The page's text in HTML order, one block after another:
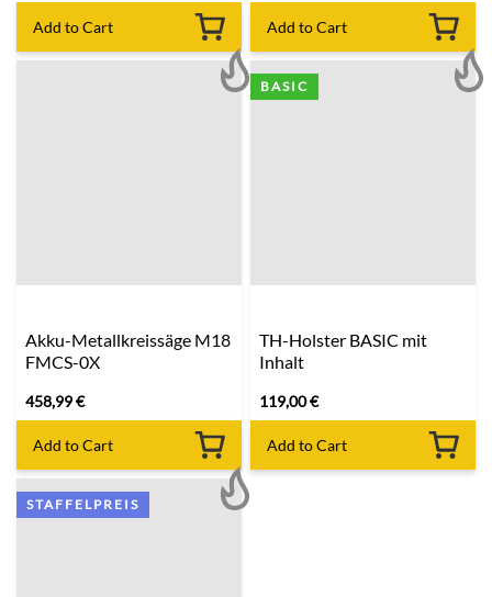
Add to Cart Add to Cart
Akku-Metallkreissäge M18
FMCS-0X
458,99€
Add to Cart
BASIC
TH-Holster BASIC mit
Inhalt
119,00€
Add to Cart
STAFFELPREIS